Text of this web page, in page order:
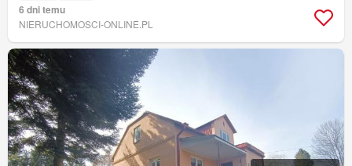
6 dni temu
NIERUCHOMOSCI-ONLINE.PL